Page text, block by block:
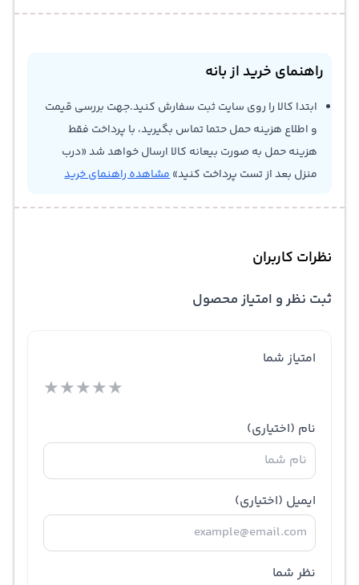
راهنمای خرید از بانه
ابتدا کالا را روی سایت ثبت سفارش کنید.جهت بررسی قیمت
و اطلاع هزینه حمل حتما تماس بگیرید، با پرداخت فقط
هزینه حمل به صورت بیعانه کالا ارسال خواهد شد «درب
منزل بعد از تست پرداخت کنید»مشاهده راهنمای خرید
نظرات کاربران
ثبت نظر و امتیاز محصول
امتیاز شما
★★★★★
نام (اختیاری)
ایمیل (اختیاری)
نظر شما